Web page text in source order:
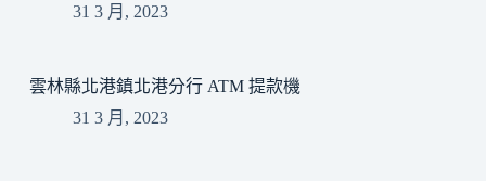
31 3 月, 2023
雲林縣北港鎮北港分行 ATM 提款機
31 3 月, 2023